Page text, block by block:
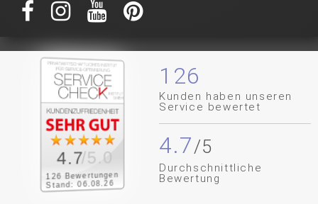
126 Bewertungen
Stand: 06.08.26
4.7/5.0
126
Kunden haben unseren
Service bewertet
4.7
Durchschnittliche
Bewertung